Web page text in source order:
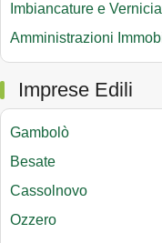
Imbiancature e
Amministrazioni
Imprese Edili
Gambolò
Besate
Cassolnovo
Ozzero